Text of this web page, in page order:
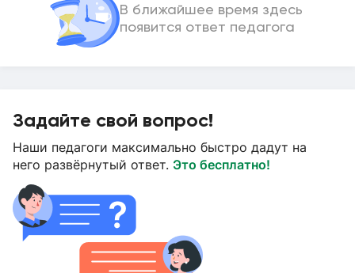
В ближайшее время здесь
появится ответ педагога
Задайте свой вопрос!
Наши педагоги максимально быстро дадут на
него развёрнутый ответ. Это бесплатно!